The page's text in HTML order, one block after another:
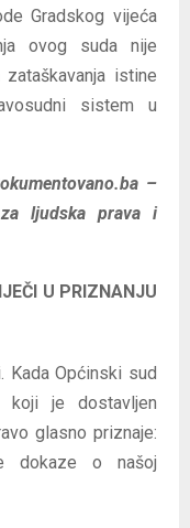
Gradskog vijeća
ovog suda nije
istine
sistem u
–
za ljudska prava i
U PRIZNANJU
Kada Općinski sud
koji je dostavljen
glasno priznaje:
dokaze o našoj